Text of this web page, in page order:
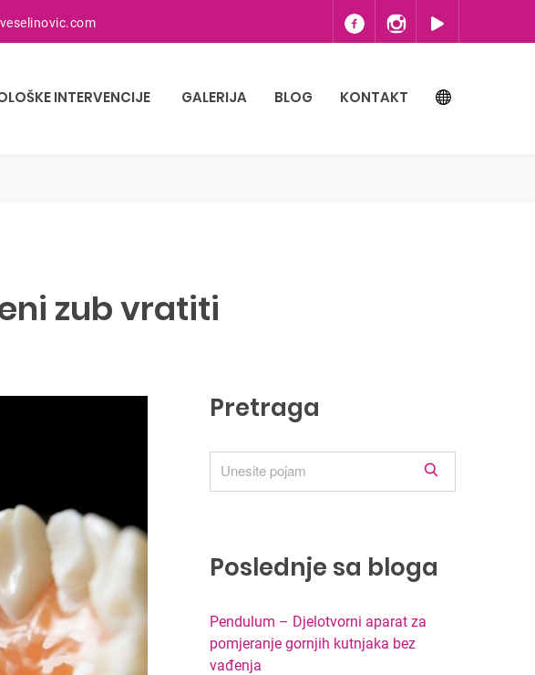
INTERVENCIJE GALERIJA BLOG KONTAKT
zub vratiti
Pretraga
e
Poslednje sa bloga
Pendulum – Djelotvorni aparat za
pomjeranje gornjih kutnjaka bez
vađenja